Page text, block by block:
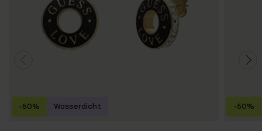
-50% Wasserdicht -50%